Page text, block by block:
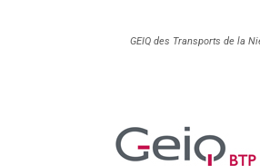
GEIQ des Transports de la